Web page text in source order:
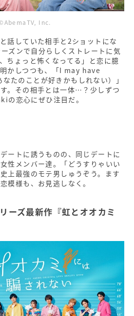
Inc.
話していた相手と2ショットにな
ズンで自分らしくストレートに気
ちょっと怖くなってる」と恋に臆
かしつつも、「I may have
のことが好きかもしれない）」
。その相手とは一体…？少しずつ
の恋心にぜひ注目だ。
ートに誘うものの、同じデートに
性メンバー達。「どうすりゃいい
上最強のモテ男しゅうぞう。ます
模様も、お見逃しなく。
ーズ最新作『虹とオオカミ